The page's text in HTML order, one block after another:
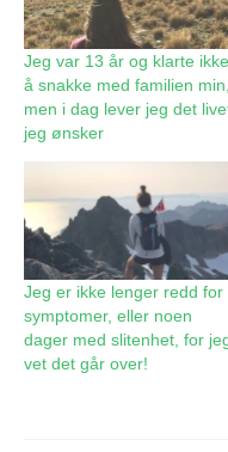
Jeg var 13 år og klarte ikke
å snakke med familien min,
men i dag lever jeg det
jeg ønsker
Jeg er ikke lenger redd for
symptomer, eller noen
dager med slitenhet, for
vet det går over!